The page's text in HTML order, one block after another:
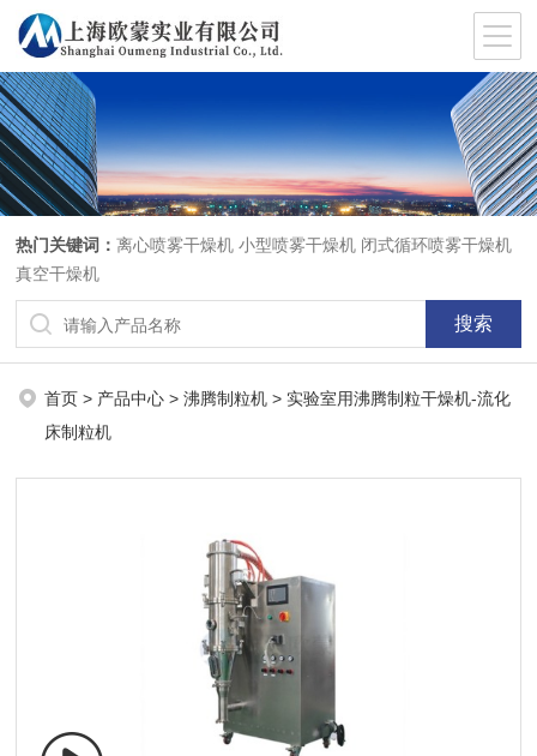
热门关键词：离心喷雾干燥机 小型喷雾干燥机 闭式循环喷雾干燥机
真空干燥机
首页 > 产品中心 >沸腾制粒机 > 实验室用沸腾制粒干燥机-流化
床制粒机